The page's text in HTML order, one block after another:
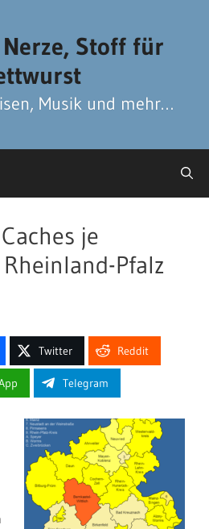
Stoff für
Musik und mehr…
je
Pfalz
Twitter Reddit
Telegram